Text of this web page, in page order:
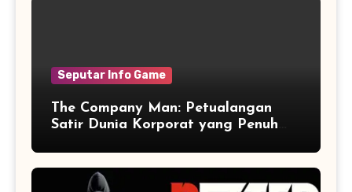
Seputar Info Game
The Company Man: Petualangan
Satir Dunia Korporat yang Penuh